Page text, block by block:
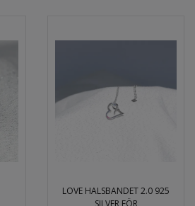
LOVE HALSBANDET 2.0 925
SILVER FÖR